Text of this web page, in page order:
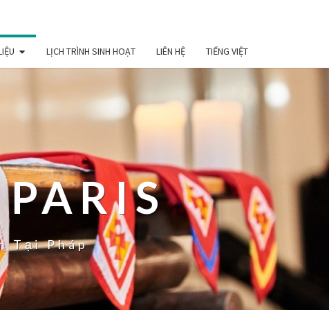
LỊCH TRÌNH SINH HOẠT LIÊN HỆ TIẾNG VIỆT
Tại Pháp